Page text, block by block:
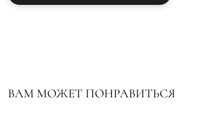
ВАМ МОЖЕТ ПОНРАВИТЬСЯ